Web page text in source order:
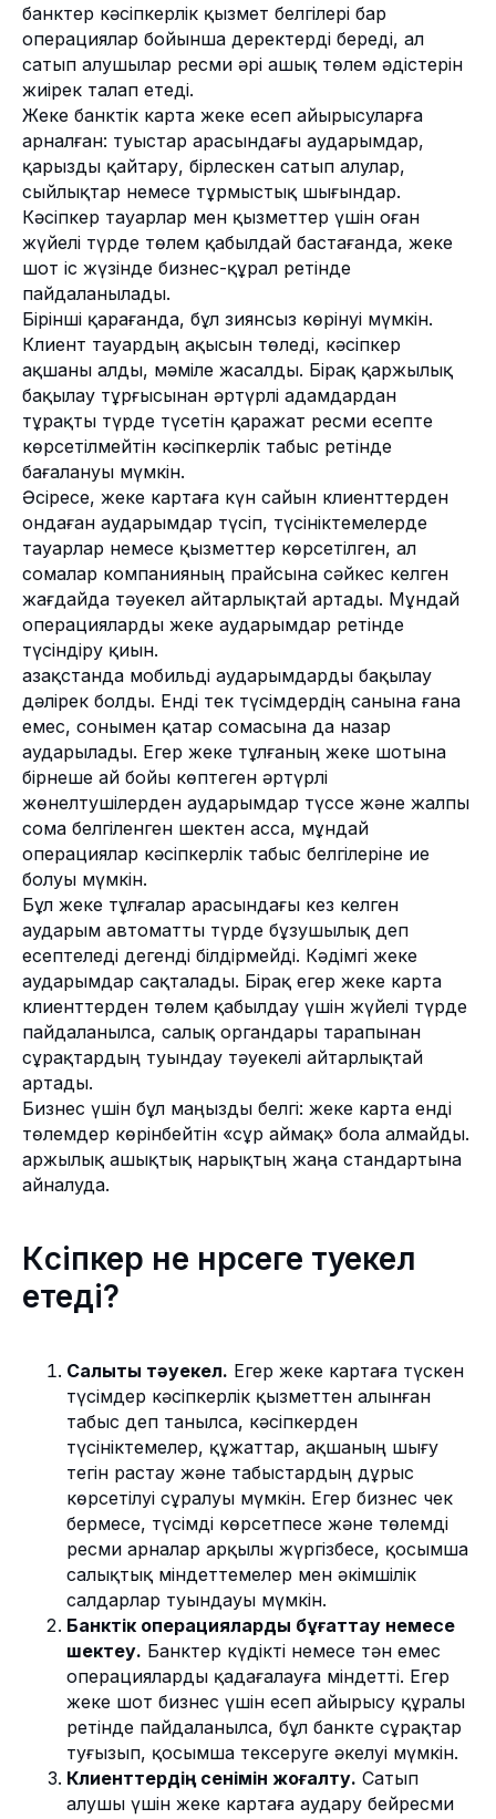
банктер кәсіпкерлік қызмет белгілері бар
операциялар бойынша деректерді береді, ал
сатып алушылар ресми әрі ашық төлем әдістерін
жиірек талап етеді.
Жеке банктік карта жеке есеп айырысуларға
арналған: туыстар арасындағы аударымдар,
қарызды қайтару, бірлескен сатып алулар,
сыйлықтар немесе тұрмыстық шығындар.
Кәсіпкер тауарлар мен қызметтер үшін оған
жүйелі түрде төлем қабылдай бастағанда, жеке
шот іс жүзінде бизнес-құрал ретінде
пайдаланылады.
Бірінші қарағанда, бұл зиянсыз көрінуі мүмкін.
Клиент тауардың ақысын төледі, кәсіпкер
ақшаны алды, мәміле жасалды. Бірақ қаржылық
бақылау тұрғысынан әртүрлі адамдардан
тұрақты түрде түсетін қаражат ресми есепте
көрсетілмейтін кәсіпкерлік табыс ретінде
бағалануы мүмкін.
Әсіресе, жеке картаға күн сайын клиенттерден
ондаған аударымдар түсіп, түсініктемелерде
тауарлар немесе қызметтер көрсетілген, ал
сомалар компанияның прайсына сәйкес келген
жағдайда тәуекел айтарлықтай артады. Мұндай
операцияларды жеке аударымдар ретінде
түсіндіру қиын.
Қазақстанда мобильді аударымдарды бақылау
дәлірек болды. Енді тек түсімдердің санына ғана
емес, сонымен қатар сомасына да назар
аударылады. Егер жеке тұлғаның жеке шотына
бірнеше ай бойы көптеген әртүрлі
жөнелтушілерден аударымдар түссе және жалпы
сома белгіленген шектен асса, мұндай
операциялар кәсіпкерлік табыс белгілеріне ие
болуы мүмкін.
Бұл жеке тұлғалар арасындағы кез келген
аударым автоматты түрде бұзушылық деп
есептеледі дегенді білдірмейді. Кәдімгі жеке
аударымдар сақталады. Бірақ егер жеке карта
клиенттерден төлем қабылдау үшін жүйелі түрде
пайдаланылса, салық органдары тарапынан
сұрақтардың туындау тәуекелі айтарлықтай
артады.
Бизнес үшін бұл маңызды белгі: жеке карта енді
төлемдер көрінбейтін «сұр аймақ» бола алмайды.
Қаржылық ашықтық нарықтың жаңа стандартына
айналуда.
Кәсіпкер не нәрсеге тәуекел
етеді?
Салықтық тәуекел. Егер жеке картаға түскен
түсімдер кәсіпкерлік қызметтен алынған
табыс деп танылса, кәсіпкерден
түсініктемелер, құжаттар, ақшаның шығу
тегін растау және табыстардың дұрыс
көрсетілуі сұралуы мүмкін. Егер бизнес чек
бермесе, түсімді көрсетпесе және төлемді
ресми арналар арқылы жүргізбесе, қосымша
салықтық міндеттемелер мен әкімшілік
салдарлар туындауы мүмкін.
Банктік операцияларды бұғаттау немесе
шектеу. Банктер күдікті немесе тән емес
операцияларды қадағалауға міндетті. Егер
жеке шот бизнес үшін есеп айырысу құралы
ретінде пайдаланылса, бұл банкте сұрақтар
туғызып, қосымша тексеруге әкелуі мүмкін.
Клиенттердің сенімін жоғалту. Сатып
алушы үшін жеке картаға аудару бейресми